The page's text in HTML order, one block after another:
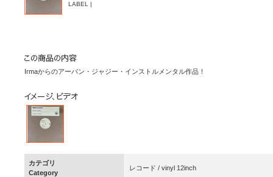
LABEL |
Irmaからのアーバン・ジャジー・インストルメンタル作品！
カテゴリ
Category
レコード / vinyl 12inch